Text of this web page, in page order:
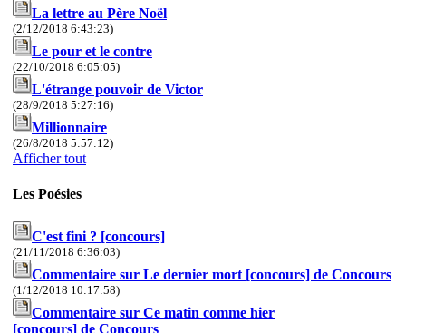
La lettre au Père Noël
(2/12/2018 6:43:23)
Le pour et le contre
(22/10/2018 6:05:05)
L'étrange pouvoir de Victor
(28/9/2018 5:27:16)
Millionnaire
(26/8/2018 5:57:12)
Afficher tout
Les Poésies
C'est fini ? [concours]
(21/11/2018 6:36:03)
Commentaire sur Le dernier mort [concours] de Concours
(1/12/2018 10:17:58)
Commentaire sur Ce matin comme hier
[concours] de Concours